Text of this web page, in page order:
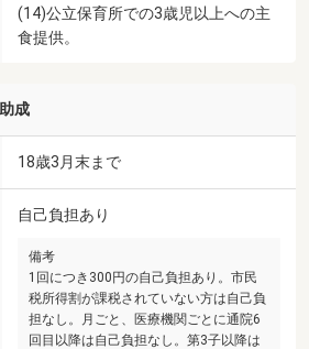
(14)公立保育所での3歳児以上への主
食提供。
成
18歳3月末まで
自己負担あり
備考
1回につき300円の自己負担あり。市民
税所得割が課税されていない方は自己負
担なし。月ごと、医療機関ごとに通院6
回目以降は自己負担なし。第3子以降は